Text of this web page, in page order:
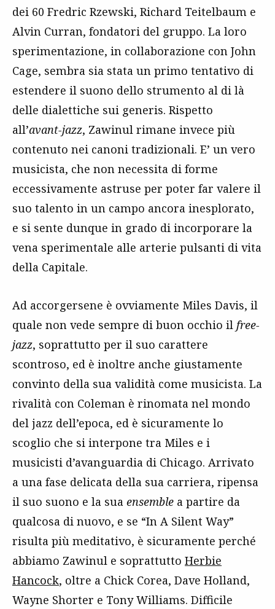
dei 60 Fredric Rzewski, Richard Teitelbaum e
Alvin Curran, fondatori del gruppo. La loro
sperimentazione, in collaborazione con John
Cage, sembra sia stata un primo tentativo di
estendere il suono dello strumento al di là
delle dialettiche sui generis. Rispetto
all’avant-jazz, Zawinul rimane invece più
contenuto nei canoni tradizionali. E’ un vero
musicista, che non necessita di forme
eccessivamente astruse per poter far valere il
suo talento in un campo ancora inesplorato,
e si sente dunque in grado di incorporare la
vena sperimentale alle arterie pulsanti di vita
della Capitale.
Ad accorgersene è ovviamente Miles Davis, il
quale non vede sempre di buon occhio il free-
jazz, soprattutto per il suo carattere
scontroso, ed è inoltre anche giustamente
convinto della sua validità come musicista. La
rivalità con Coleman è rinomata nel mondo
del jazz dell’epoca, ed è sicuramente lo
scoglio che si interpone tra Miles e i
musicisti d’avanguardia di Chicago. Arrivato
a una fase delicata della sua carriera, ripensa
il suo suono e la sua ensemble a partire da
qualcosa di nuovo, e se “In A Silent Way”
risulta più meditativo, è sicuramente perché
abbiamo Zawinul e soprattutto Herbie
Hancock, oltre a Chick Corea, Dave Holland,
Wayne Shorter e Tony Williams. Difficile